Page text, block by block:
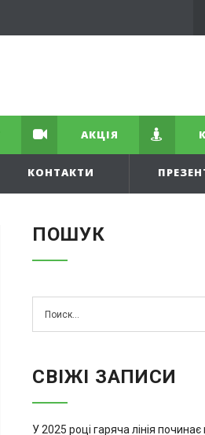
АКЦІЯ
КОНТАКТИ
ПОШУК
СВІЖІ ЗАПИСИ
У 2025 році гаряча лінія